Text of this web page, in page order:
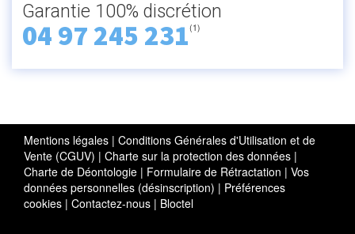
Garantie 100% discrétion
04 97 245 231(1)
Mentions légales | Conditions Générales d'Utilisation et de
Vente (CGUV) | Charte sur la protection des données |
Charte de Déontologie | Formulaire de Rétractation | Vos
données personnelles (désinscription) | Préférences
cookies | Contactez-nous | Bloctel